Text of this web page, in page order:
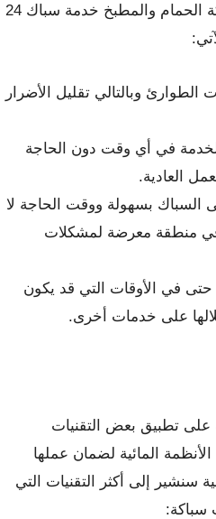
توفر أفنان شركة تأسيس سباكة الحمام والمطبخ خدمة سباك 24
الطوارئ وبالتالي تقليل الأضرار
في أي وقت دون الحاجة
العادية.
السباك بسهولة ووقت الحاجة لا
منطقة معرضة لمشكلات
حتى في الأوقات التي قد يكون
على خدمات أخرى.
على تطبيق بعض التقنيات
المائية لضمان عملها
سنشير إلى أكثر التقنيات التي
سباكة: